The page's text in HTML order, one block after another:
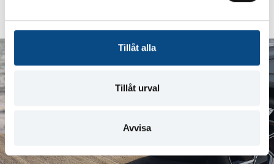
Tillåt alla
Tillåt urval
Avvisa